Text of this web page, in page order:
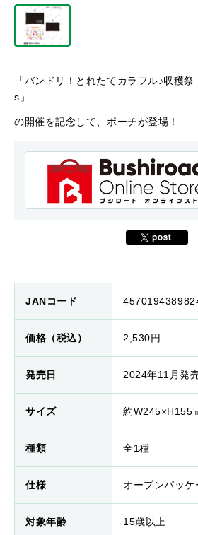
「バンドリ！とれたてカラフル♪収穫
s」
の開催を記念して、ポーチが登場！
JANコード
価格（税込） 2,530円
発売日 2024年11月発
サイズ 約W245×H155
種類 全1種
仕様 オープンパッケ
対象年齢 15歳以上